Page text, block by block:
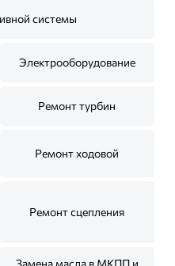
системы
Электрооборудование
Ремонт турбин
Ремонт ходовой
Ремонт сцепления
Замена масла в МКПП и